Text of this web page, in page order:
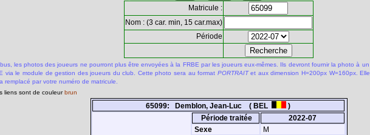
Matricule :
Nom : (3 car. min, 15 car.max)
Période
les photos des joueurs ne pourront plus être envoyées à la FRBE par les joueurs eux-mêmes. Ils devront fournir la photo à
via le module de gestion des joueurs du club. Cette photo sera au format PORTRAITet aux dimension H=200px W=160px.
remplacé par votre numéro de matricule.
liens sont de couleurbrun
65099: Demblon, Jean-Luc ( BEL
)
Période traitée
2022-07
Sexe
M